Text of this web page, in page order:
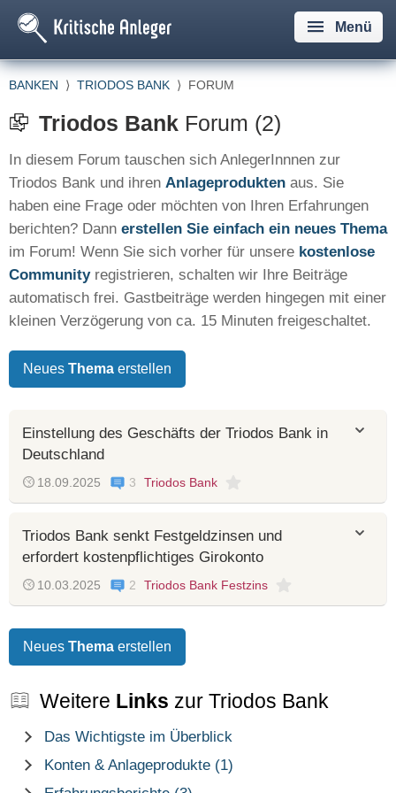
Menü
BANKEN ⟩ TRIODOS BANK ⟩ FORUM
Triodos Bank Forum (2)
In diesem Forum tauschen sich AnlegerInnnen zur
Triodos Bank und ihren Anlageprodukten aus. Sie
haben eine Frage oder möchten von Ihren Erfahrungen
berichten? Dann erstellen Sie einfach ein neues Thema
im Forum! Wenn Sie sich vorher für unsere kostenlose
Communityregistrieren, schalten wir Ihre Beiträge
automatisch frei. Gastbeiträge werden hingegen mit einer
kleinen Verzögerung von ca. 15 Minuten freigeschaltet.
Neues Thema erstellen
Einstellung des Geschäfts der Triodos Bank in
Deutschland
18.09.2025 3 Triodos Bank
Triodos Bank senkt Festgeldzinsen und
erfordert kostenpflichtiges Girokonto
10.03.2025 2 Triodos Bank Festzins
Neues Thema erstellen
Weitere Links zur Triodos Bank
Das Wichtigste im Überblick
Konten & Anlageprodukte (1)